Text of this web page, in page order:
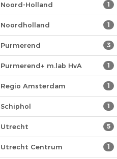
1
Noord-Holland
1
Noordholland
3
Purmerend
1
Purmerend+ m.lab HvA
1
Regio Amsterdam
1
Schiphol
5
Utrecht
1
Utrecht Centrum